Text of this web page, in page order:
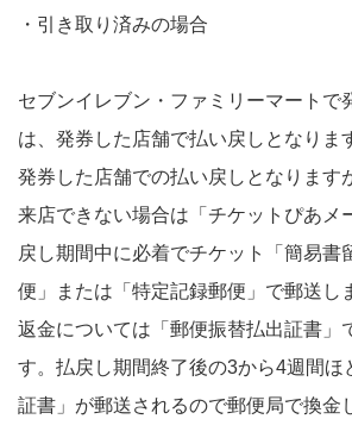
・引き取り済みの場合
セブンイレブン・ファミリーマートで
は、発券した店舗で払い戻しとなりま
発券した店舗での払い戻しとなります
来店できない場合は「チケットぴあメ
戻し期間中に必着でチケット「簡易書
便」または「特定記録郵便」で郵送し
返金については「郵便振替払出証書」
す。払戻し期間終了後の3から4週間ほ
証書」が郵送されるので郵便局で換金